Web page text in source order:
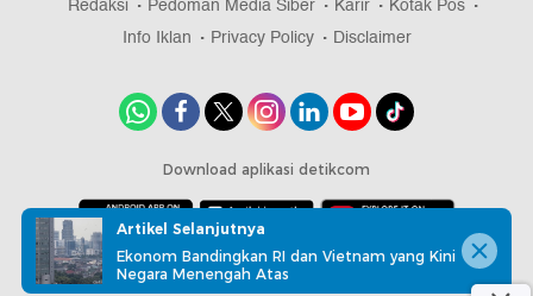
Info Iklan
Privacy Policy Disclaimer
Download aplikasi detikcom
Copyright @ 2026 detikcom, All right reserved
Artikel Selanjutnya
Ekonom Bandingkan RI dan Vietnam yang Kini
Negara Menengah Atas